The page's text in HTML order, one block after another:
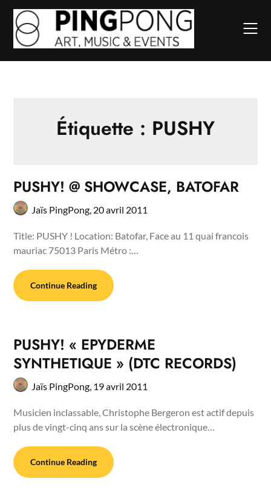
Skip
content
Étiquette : PUSHY
PUSHY! @ SHOWCASE, BATOFAR
Jaïs PingPong, 20 avril 2011
Title: PUSHY ! Location: Batofar, Face au 11 quai francois
mauriac 75013 Paris Métro :…
Continue Reading
PUSHY! « EPYDERME
SYNTHETIQUE » (DTC RECORDS)
Jaïs PingPong, 19 avril 2011
Musicien inclassable, Christophe Bergeron est actif depuis
plus de vingt-cinq ans sur la scène électronique…
Continue Reading